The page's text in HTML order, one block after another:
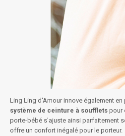
Ling Ling d'Amour innove également
système de ceinture à soufflets pour
porte-bébé s'ajuste ainsi parfaitement
offre un confort inégalé pour le porteur.